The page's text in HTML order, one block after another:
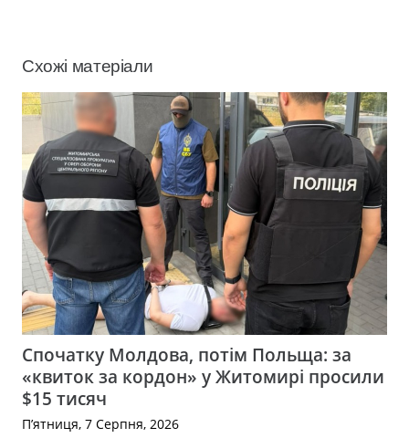
Схожі матеріали
Спочатку Молдова, потім Польща: за
«квиток за кордон» у Житомирі просили
$15 тисяч
П’ятниця, 7 Серпня, 2026